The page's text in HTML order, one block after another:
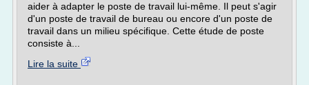
aider à adapter le poste de travail lui-même. Il peut s'agir
d'un poste de travail de bureau ou encore d'un poste de
travail dans un milieu spécifique. Cette étude de poste
consiste à...
Lire la suite